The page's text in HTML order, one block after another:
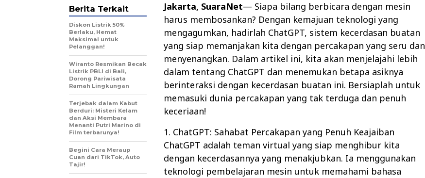
Jakarta, SuaraNet— Siapa bilang berbicara dengan mesin
harus membosankan? Dengan kemajuan teknologi yang
mengagumkan, hadirlah ChatGPT, sistem kecerdasan buatan
yang siap memanjakan kita dengan percakapan yang seru dan
menyenangkan. Dalam artikel ini, kita akan menjelajahi lebih
dalam tentang ChatGPT dan menemukan betapa asiknya
berinteraksi dengan kecerdasan buatan ini. Bersiaplah untuk
memasuki dunia percakapan yang tak terduga dan penuh
keceriaan!
1. ChatGPT: Sahabat Percakapan yang Penuh Keajaiban
ChatGPT adalah teman virtual yang siap menghibur kita
dengan kecerdasannya yang menakjubkan. Ia menggunakan
teknologi pembelajaran mesin untuk memahami bahasa
Berita Terkait
Diskon Listrik 50%
Berlaku, Hemat
Maksimal untuk
Pelanggan!
Wiranto Resmikan Becak
Listrik PBLI di Bali,
Dorong Pariwisata
Ramah Lingkungan
Terjebak dalam Kabut
Berduri: Misteri Kelam
dan Aksi Membara
Menanti Putri Marino di
Film terbarunya!
Begini Cara Meraup
Cuan dari TikTok, Auto
Tajir!